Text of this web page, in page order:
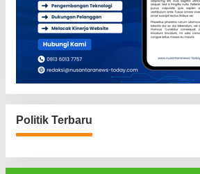
Politik Terbaru